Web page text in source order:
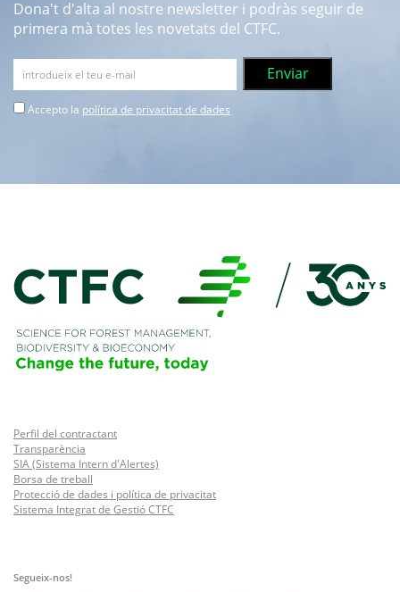
Dona't d'alta al nostre newsletter i podràs seguir de
primera mà totes les novetats del CTFC.
Accepto la política de privacitat de dades
Perfil del contractant
Transparència
SIA (Sistema Intern d'Alertes)
Borsa de treball
Protecció de dades i política de privacitat
Sistema Integrat de Gestió CTFC
Segueix-nos!